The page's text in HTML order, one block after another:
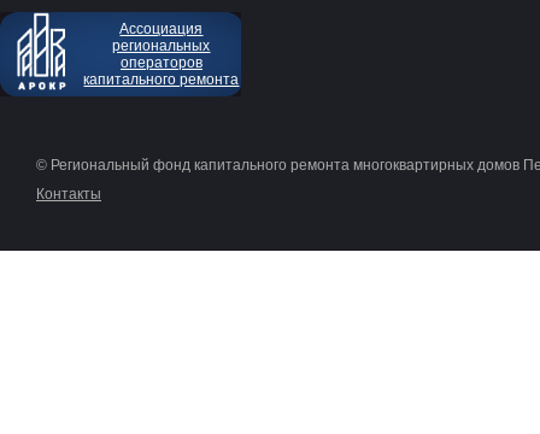
Ассоциация
региональных
операторов
капитального ремонта
© Региональный фонд капитального ремонта многоквартирных домов
Контакты